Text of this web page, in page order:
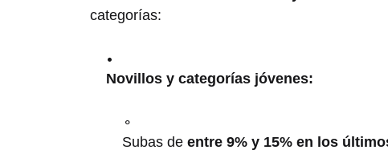
categorías:
Novillos y categorías jóvenes:
Subas de entre 9% y 15% en los